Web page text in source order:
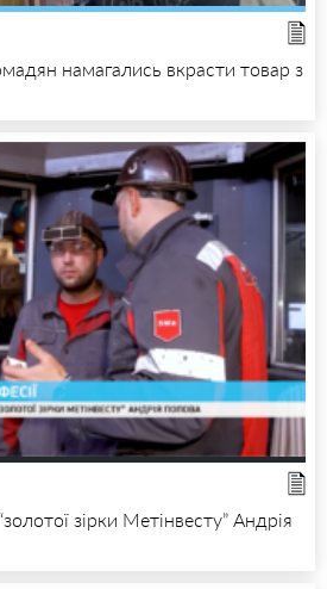
намагались вкрасти товар з
зірки Метінвесту” Андрія